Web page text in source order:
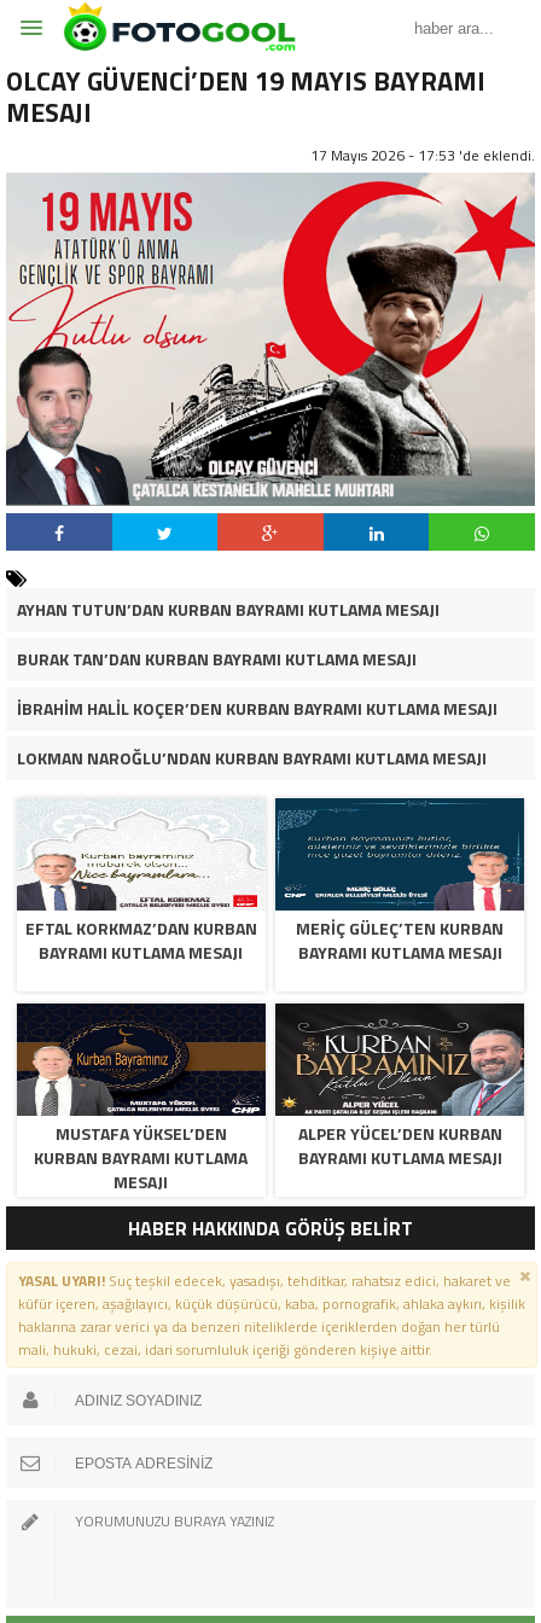
OLCAY GÜVENCİ’DEN 19 MAYIS BAYRAMI
MESAJI
17 Mayıs 2026 - 17:53 'de eklendi.
AYHAN TUTUN’DAN KURBAN BAYRAMI KUTLAMA MESAJI
BURAK TAN’DAN KURBAN BAYRAMI KUTLAMA MESAJI
İBRAHİM HALİL KOÇER’DEN KURBAN BAYRAMI KUTLAMA MESAJI
LOKMAN NAROĞLU’NDAN KURBAN BAYRAMI KUTLAMA MESAJI
EFTAL KORKMAZ’DAN KURBAN
BAYRAMI KUTLAMA MESAJI
MERİÇ GÜLEÇ’TEN KURBAN
BAYRAMI KUTLAMA MESAJI
MUSTAFA YÜKSEL’DEN
KURBAN BAYRAMI KUTLAMA
MESAJI
ALPER YÜCEL’DEN KURBAN
BAYRAMI KUTLAMA MESAJI
HABER HAKKINDA GÖRÜŞ BELİRT
YASAL UYARI!Suç teşkil edecek, yasadışı, tehditkar, rahatsız edici, hakaret ve
küfür içeren, aşağılayıcı, küçük düşürücü, kaba, pornografik, ahlaka aykırı, kişilik
haklarına zarar verici ya da benzeri niteliklerde içeriklerden doğan her türlü
mali, hukuki, cezai, idari sorumluluk içeriği gönderen kişiye aittir.